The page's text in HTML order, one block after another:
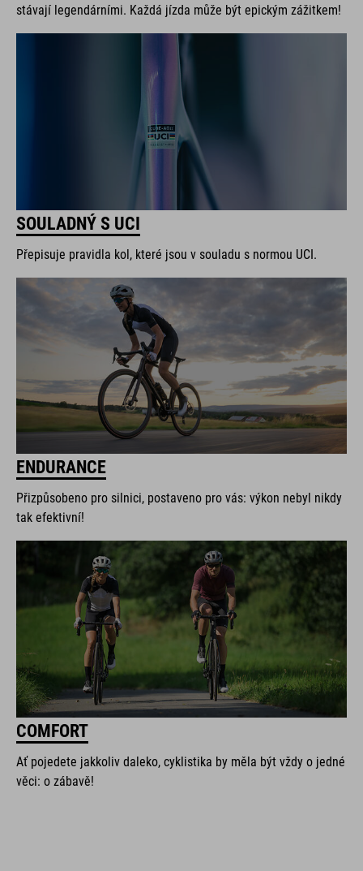
stávají legendárními. Každá jízda může být epickým zážitkem!
SOULADNÝ S UCI
Přepisuje pravidla kol, které jsou v souladu s normou UCI.
ENDURANCE
Přizpůsobeno pro silnici, postaveno pro vás: výkon nebyl nikdy
tak efektivní!
COMFORT
Ať pojedete jakkoliv daleko, cyklistika by měla být vždy o jedné
věci: o zábavě!